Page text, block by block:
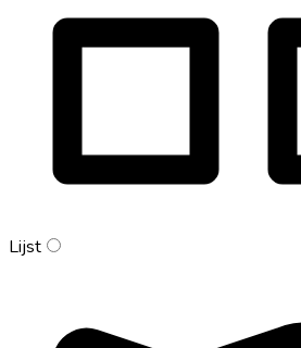
Lijst